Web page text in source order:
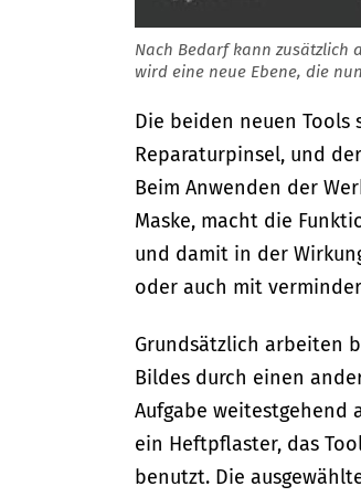
Nach Bedarf kann zusätzlich
wird eine neue Ebene, die
Die beiden neuen
Reparaturpinsel, und
Beim Anwenden der
Maske, macht die
und damit in der
oder auch mit
Grundsätzlich arbeiten
Bildes durch einen
Aufgabe weitestgehend
ein Heftpflaster, das
benutzt. Die